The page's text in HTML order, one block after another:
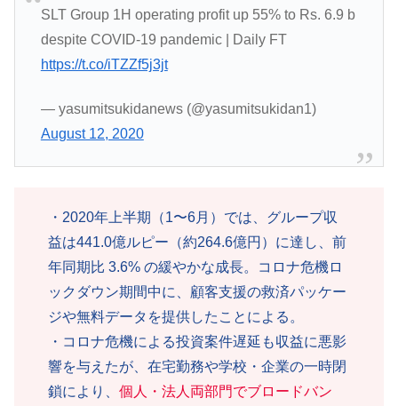
SLT Group 1H operating profit up 55% to Rs. 6.9 b
despite COVID-19 pandemic | Daily FT
https://t.co/iTZZf5j3jt
— yasumitsukidanews (@yasumitsukidan1)
August 12, 2020
・2020年上半期（1〜6月）では、グループ収
益は441.0億ルピー（約264.6億円）に達し、前
年同期比 3.6% の緩やかな成長。コロナ危機ロ
ックダウン期間中に、顧客支援の救済パッケー
ジや無料データを提供したことによる。
・コロナ危機による投資案件遅延も収益に悪影
響を与えたが、在宅勤務や学校・企業の一時閉
鎖により、 個人・法人両部門でブロードバン